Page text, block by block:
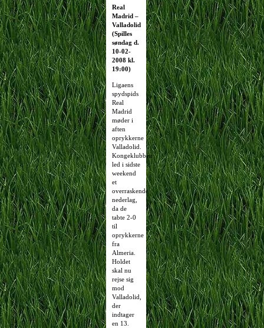
Real
Madrid –
Valladolid
(Spilles
søndag d.
10-02-
2008 kl.
19:00)
Ligaens
spydspids
Real
Madrid
møder i
aften
oprykkerne
Valladolid.
Kongeklubben
led i sidste
weekend
et
overraskende
nederlag,
da de
tabte 2-0
til
oprykkerne
fra
Almeria.
Holdet
skal nu
rejse sig
mod
Valladolid,
der
indtager
en 13.